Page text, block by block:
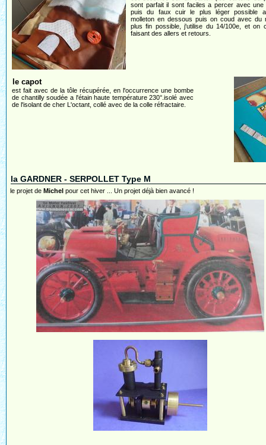
sont parfait il sont faciles a percer avec une
puis du faux cuir le plus léger possible
molleton en dessous puis on coud avec du
plus fin possible, j'utilise du 14/100e, et on
faisant des allers et retours.
le capot
est fait avec de la tôle récupérée, en l'occurrence une bombe
de chantilly soudée a l'étain haute température 230°.isolé avec
de l'isolant de cher L'octant, collé avec de la colle réfractaire.
la GARDNER - SERPOLLET Type M
le projet de Michel pour cet hiver ... Un projet déjà bien avancé !